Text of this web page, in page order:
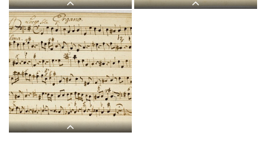
H 4, G.J. Werner, Alma
redemptoris mater, Violino
II-2.jpg